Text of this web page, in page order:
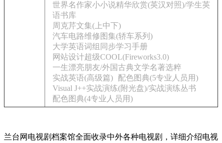
世界名作家小小说精华欣赏(英汉对照)/学生英
语书库
周克芹文集(上中下)
汽车电路维修图集(轿车系列)
大学英语词组同步学习手册
网站设计超级COOL(Fireworks3.0)
一生漂亮朋友/外国古典文学名著选粹
实战英语(高级篇)
配色图典(5专业人员用)
Visual J++实战演练(附光盘)/实战演练丛书
配色图典(4专业人员用)
兰台网电视剧档案馆全面收录中外各种电视剧，详细介绍电视